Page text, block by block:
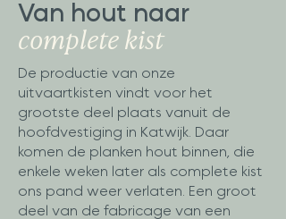
Van hout naar
complete kist
De productie van onze
uitvaartkisten vindt voor het
grootste deel plaats vanuit de
hoofdvestiging in Katwijk. Daar
komen de planken hout binnen, die
enkele weken later als complete kist
ons pand weer verlaten. Een groot
deel van de fabricage van een